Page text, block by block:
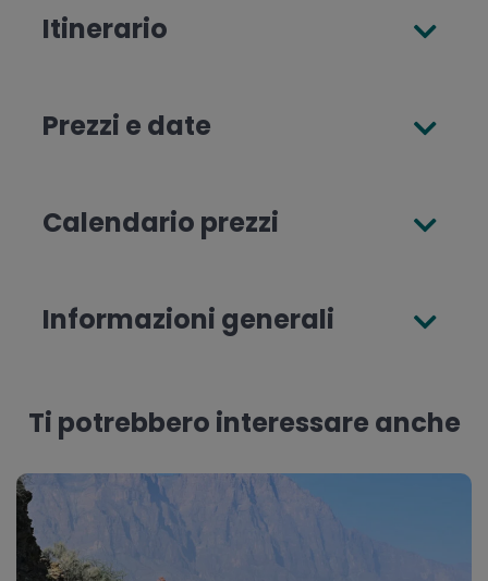
Itinerario
Prezzi e date
Calendario prezzi
Informazioni generali
Ti potrebbero interessare anche